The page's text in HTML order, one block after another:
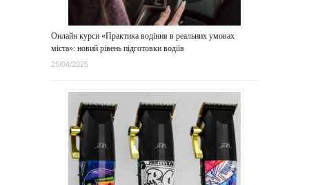
Онлайн курси «Практика водіння в реальних умовах
міста»: новий рівень підготовки водіїв
25/04/2025